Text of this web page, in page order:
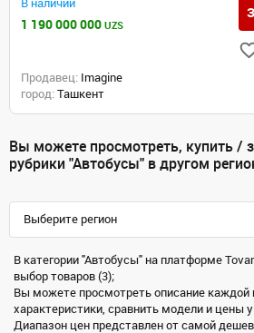
В наличии
1 190 000 000 UZS
Продавец: Imagine
город: Ташкент
Вы можете просмотреть, купить /
рубрики "Автобусы" в другом
Выберите регион
В категории "Автобусы" на платформе
выбор товаров (3);
Вы можете просмотреть описание каждой
характеристики, сравнить модели и цены
Диапазон цен представлен от самой